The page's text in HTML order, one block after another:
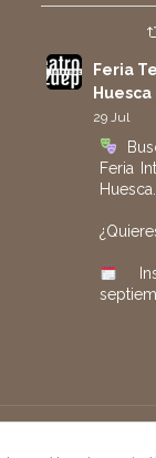
Feria
Huesca
29 Jul
Feria
Huesca.
#Danza